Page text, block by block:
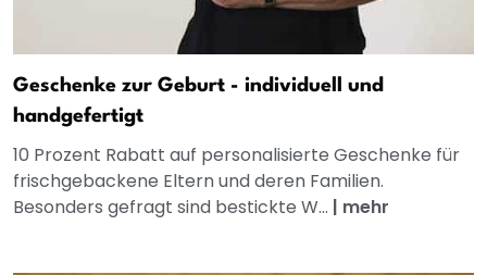
Geschenke zur Geburt - individuell und
handgefertigt
10 Prozent Rabatt auf personalisierte Geschenke für
frischgebackene Eltern und deren Familien.
Besonders gefragt sind bestickte W... | mehr